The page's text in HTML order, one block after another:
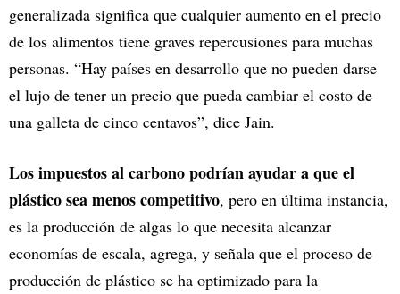
generalizada significa que cualquier aumento en el precio
de los alimentos tiene graves repercusiones para muchas
personas. “Hay países en desarrollo que no pueden darse
el lujo de tener un precio que pueda cambiar el costo de
una galleta de cinco centavos”, dice Jain.
Los impuestos al carbono podrían ayudar a que el
plástico sea menos competitivo, pero en última instancia,
es la producción de algas lo que necesita alcanzar
economías de escala, agrega, y señala que el proceso de
producción de plástico se ha optimizado para la